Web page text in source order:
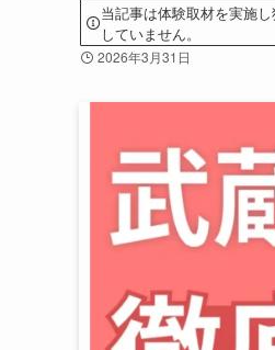
当記事は体験取材を実施
していません。
2026年3月31日